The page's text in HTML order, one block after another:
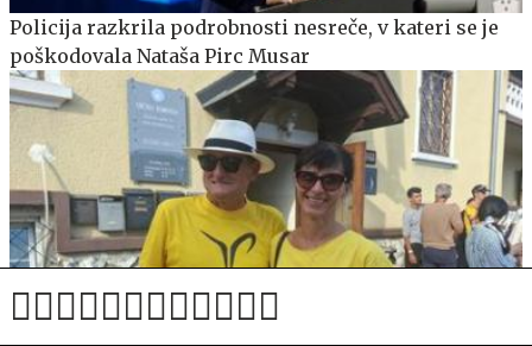
Policija razkrila podrobnosti nesreče, v kateri se je
poškodovala Nataša Pirc Musar